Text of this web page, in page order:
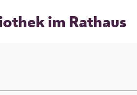
im Rathaus